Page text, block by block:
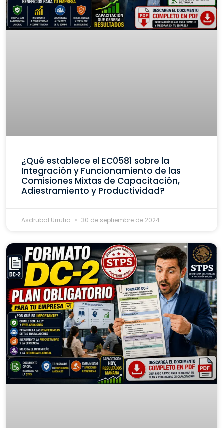
¿Qué establece el EC0581 sobre la
Integración y Funcionamiento de las
Comisiones Mixtas de Capacitación,
Adiestramiento y Productividad?
Asdrubal Urrutia 30 de septiembre de 2024